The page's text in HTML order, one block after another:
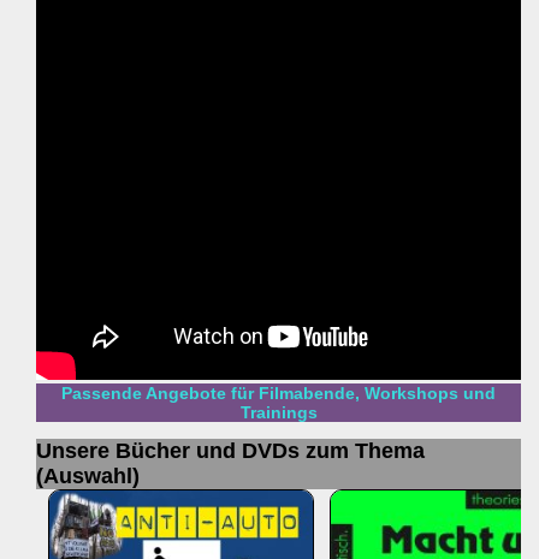
Passende Angebote für Filmabende, Workshops und
Trainings
Unsere Bücher und DVDs zum Thema
(Auswahl)